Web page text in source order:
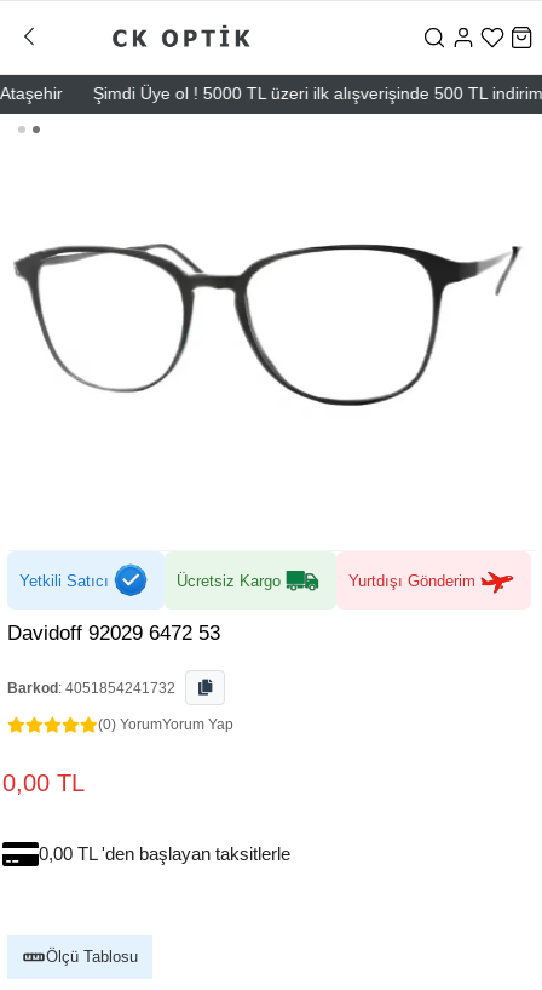
Şimdi Üye ol ! 5000 TL üzeri ilk alışverişinde 500 TL indirim
Yetkili Satıcı Ücretsiz Kargo Yurtdışı Gönderim
Davidoff 92029 6472 53
Barkod : 4051854241732
(0) YorumYorum Yap
0,00 TL
0,00 TL 'den başlayan taksitlerle
Ölçü Tablosu